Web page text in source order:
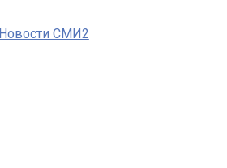
Новости СМИ2